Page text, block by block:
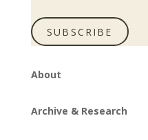
SUBSCRIBE
About
Archive & Research